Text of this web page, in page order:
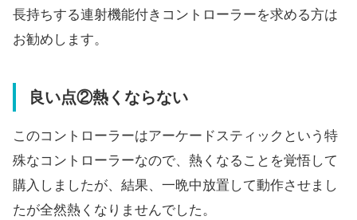
長持ちする連射機能付きコントローラーを求める方は
お勧めします。
良い点②熱くならない
このコントローラーはアーケードスティックという特
殊なコントローラーなので、熱くなることを覚悟して
購入しましたが、結果、一晩中放置して動作させまし
たが全然熱くなりませんでした。